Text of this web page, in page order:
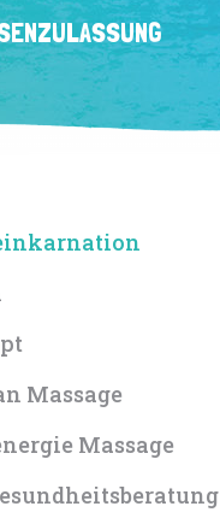
Massage
Massage